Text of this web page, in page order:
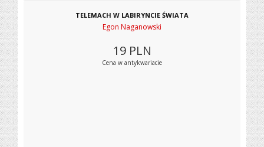
TELEMACH W LABIRYNCIE ŚWIATA
Egon Naganowski
19 PLN
Cena w antykwariacie